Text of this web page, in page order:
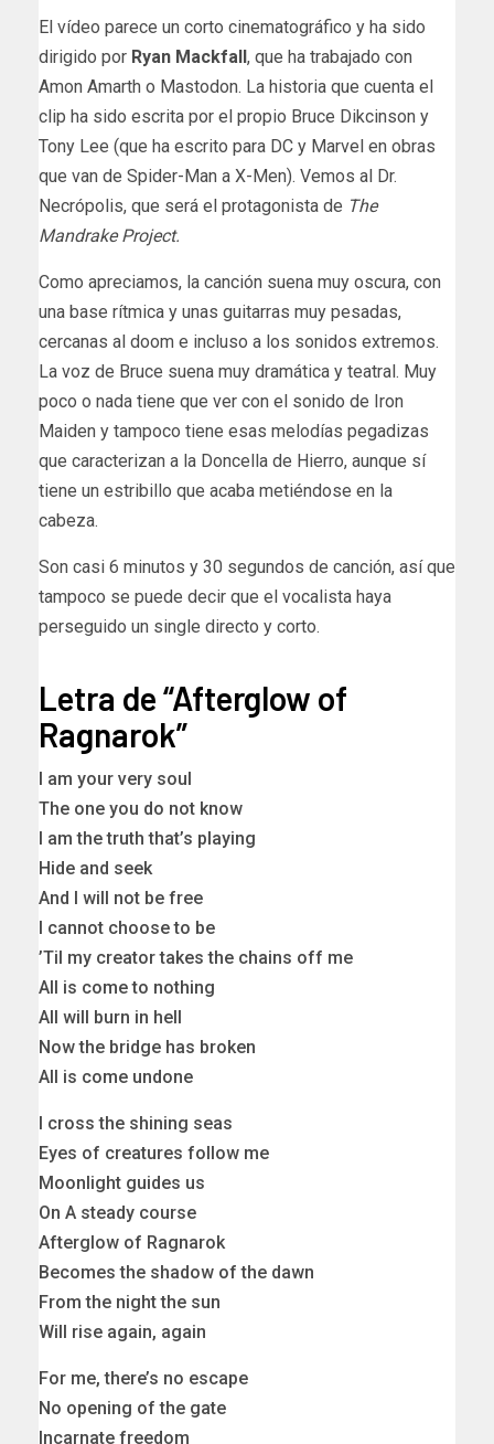
El vídeo parece un corto cinematográfico y ha sido
dirigido por Ryan Mackfall, que ha trabajado con
Amon Amarth o Mastodon. La historia que cuenta el
clip ha sido escrita por el propio Bruce Dikcinson y
Tony Lee (que ha escrito para DC y Marvel en obras
que van de Spider-Man a X-Men). Vemos al Dr.
Necrópolis, que será el protagonista de The
Mandrake Project.
Como apreciamos, la canción suena muy oscura, con
una base rítmica y unas guitarras muy pesadas,
cercanas al doom e incluso a los sonidos extremos.
La voz de Bruce suena muy dramática y teatral. Muy
poco o nada tiene que ver con el sonido de Iron
Maiden y tampoco tiene esas melodías pegadizas
que caracterizan a la Doncella de Hierro, aunque sí
tiene un estribillo que acaba metiéndose en la
cabeza.
Son casi 6 minutos y 30 segundos de canción, así que
tampoco se puede decir que el vocalista haya
perseguido un single directo y corto.
Letra de “Afterglow of
Ragnarok”
I am your very soul
The one you do not know
I am the truth that’s playing
Hide and seek
And I will not be free
I cannot choose to be
’Til my creator takes the chains off me
All is come to nothing
All will burn in hell
Now the bridge has broken
All is come undone
I cross the shining seas
Eyes of creatures follow me
Moonlight guides us
On A steady course
Afterglow of Ragnarok
Becomes the shadow of the dawn
From the night the sun
Will rise again, again
For me, there’s no escape
No opening of the gate
Incarnate freedom